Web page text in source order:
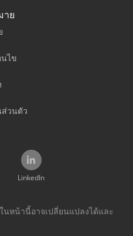
าย
ไข
วนตัว
LinkedIn
หน้านี้อาจเปลี่ยนแปลงได้และ